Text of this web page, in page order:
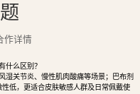
作详情
什么区别？
湿关节炎、慢性肌肉酸痛等场景；巴布剂
低，更适合皮肤敏感人群及日常佩戴使